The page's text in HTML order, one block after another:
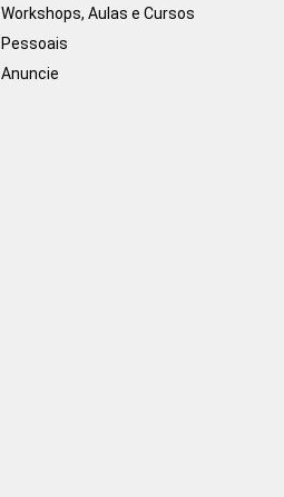
Workshops, Aulas e Cursos
Pessoais
Anuncie